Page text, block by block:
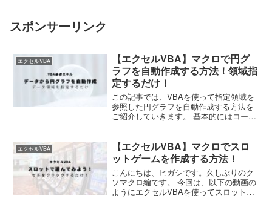
スポンサーリンク
エクセルVBA
【エクセルVBA】マクロで円グ
ラフを自動作成する方法！領域指
定するだけ！
この記事では、VBAを使って指定領域を
参照した円グラフを自動作成する方法を
ご紹介していきます。 基本的にはコード
凡例の大きさも自由に設定できるように
しています。 それ...
エクセルVBA
【エクセルVBA】マクロでスロ
ットゲームを作成する方法！
こんにちは、ヒガシです。久しぶりのク
ソマクロ編です。 今回は、以下の動画の
ようにエクセルVBAを使ってスロットゲ